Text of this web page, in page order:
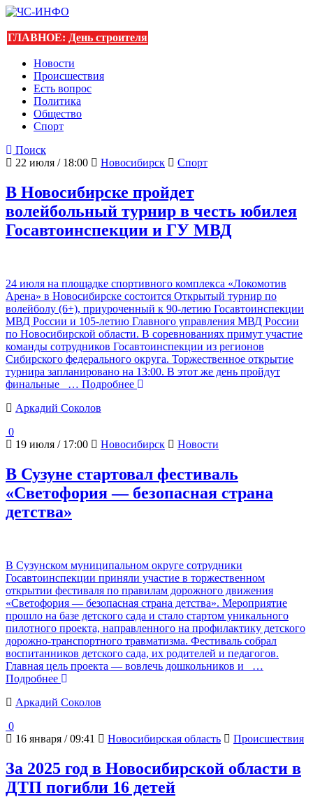
ГЛАВНОЕ: День строителя
Новости
Происшествия
Есть вопрос
Политика
Общество
Спорт
Поиск
22 июля / 18:00
Новосибирск Спорт
В Новосибирске пройдет
волейбольный турнир в честь юбилея
Госавтоинспекции и ГУ МВД
24 июля на площадке спортивного комплекса «Локомотив
Арена» в Новосибирске состоится Открытый турнир по
волейболу (6+), приуроченный к 90-летию Госавтоинспекции
МВД России и 105-летию Главного управления МВД России
по Новосибирской области. В соревнованиях примут участие
команды сотрудников Госавтоинспекции из регионов
Сибирского федерального округа. Торжественное открытие
турнира запланировано на 13:00. В этот же день пройдут
финальные
… Подробнее
Аркадий Соколов
0
19 июля / 17:00
Новосибирск Новости
В Сузуне стартовал фестиваль
«Светофория — безопасная страна
детства»
В Сузунском муниципальном округе сотрудники
Госавтоинспекции приняли участие в торжественном
открытии фестиваля по правилам дорожного движения
«Светофория — безопасная страна детства». Мероприятие
прошло на базе детского сада и стало стартом уникального
пилотного проекта, направленного на профилактику детского
дорожно-транспортного травматизма. Фестиваль собрал
воспитанников детского сада, их родителей и педагогов.
Главная цель проекта — вовлечь дошкольников и
…
Подробнее
Аркадий Соколов
0
16 января / 09:41
Новосибирская область Происшествия
За 2025 год в Новосибирской области в
ДТП погибли 16 детей